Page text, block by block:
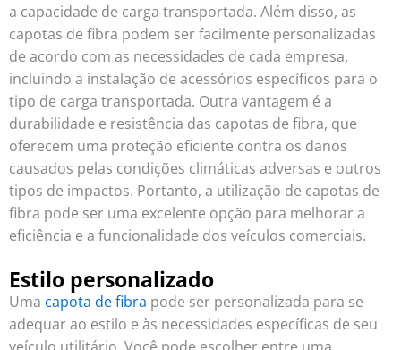
a capacidade de carga transportada. Além disso, as
capotas de fibra podem ser facilmente personalizadas
de acordo com as necessidades de cada empresa,
incluindo a instalação de acessórios específicos para o
tipo de carga transportada. Outra vantagem é a
durabilidade e resistência das capotas de fibra, que
oferecem uma proteção eficiente contra os danos
causados pelas condições climáticas adversas e outros
tipos de impactos. Portanto, a utilização de capotas de
fibra pode ser uma excelente opção para melhorar a
eficiência e a funcionalidade dos veículos comerciais.
Estilo personalizado
Uma capota de fibra pode ser personalizada para se
adequar ao estilo e às necessidades específicas de seu